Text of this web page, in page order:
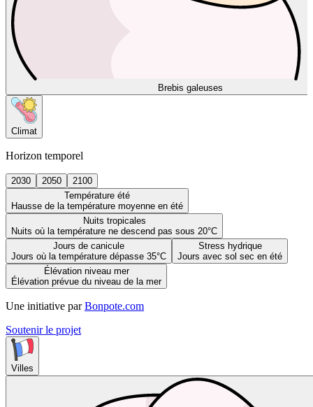
Brebis galeuses
Climat
Horizon temporel
2030 2050
2100
Température été
Hausse de la température moyenne en été
Nuits tropicales
Nuits où la température ne descend pas sous 20°C
Jours de canicule
Jours où la température dépasse 35°C
Stress hydrique
Jours avec sol sec en été
Élévation niveau mer
Élévation prévue du niveau de la mer
Une initiative par Bonpote.com
Soutenir le projet
Villes